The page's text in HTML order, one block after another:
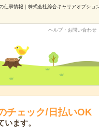
仕事情報｜株式会社綜合キャリアオプシ
ヘルプ・お問い合わせ
チェック/日払いOK
ます。